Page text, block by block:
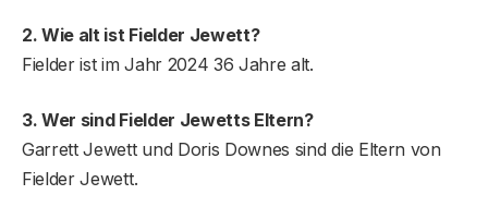
2. Wie alt ist Fielder Jewett?
Fielder ist im Jahr 2024 36 Jahre alt.
3. Wer sind Fielder Jewetts Eltern?
Garrett Jewett und Doris Downes sind die Eltern von
Fielder Jewett.